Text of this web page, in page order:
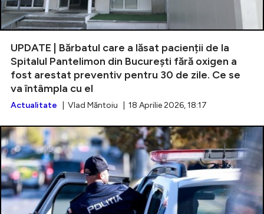
UPDATE | Bărbatul care a lăsat pacienții de la
Spitalul Pantelimon din București fără oxigen a
fost arestat preventiv pentru 30 de zile. Ce se
va întâmpla cu el
Actualitate | Vlad Măntoiu | 18 Aprilie 2026, 18:17